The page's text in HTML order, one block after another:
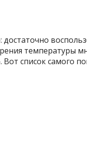
температуры
список самого